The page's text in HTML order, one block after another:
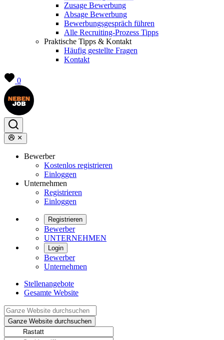
Zusage Bewerbung
Absage Bewerbung
Bewerbungsgespräch führen
Alle Recruiting-Prozess Tipps
Praktische Tipps & Kontakt
Häufig gestellte Fragen
Kontakt
0
Bewerber
Kostenlos registrieren
Einloggen
Unternehmen
Registrieren
Einloggen
Registrieren
Bewerber
UNTERNEHMEN
Login
Bewerber
Unternehmen
Stellenangebote
Gesamte Website